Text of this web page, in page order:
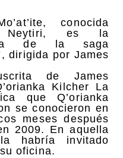
conocida
Neytiri, es la
de la saga
dirigida por James
de James
Kilcher La
que Q’orianka
se conocieron en
meses después
2009. En aquella
habría invitado
oficina.